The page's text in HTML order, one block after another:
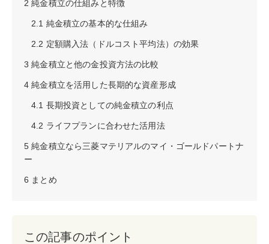
2 純金積立の仕組みと特徴
2.1 純金積立の基本的な仕組み
2.2 定額購入法（ドルコスト平均法）の効果
3 純金積立と他の金投資方法の比較
4 純金積立を活用した長期的な資産形成
4.1 長期投資としての純金積立の利点
4.2 ライフプランに合わせた活用法
5 純金積立なら三菱マテリアルのマイ・ゴールドパートナ
ー
6 まとめ
この記事のポイント